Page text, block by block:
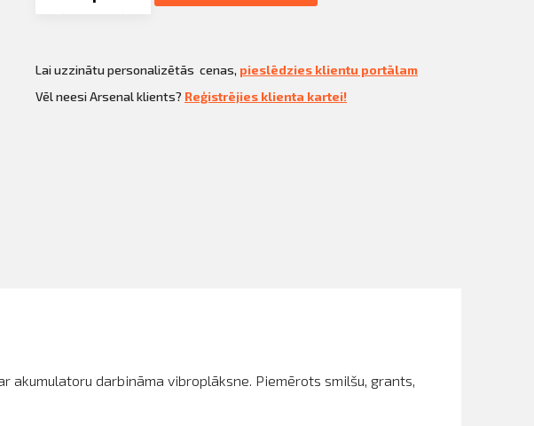
Lai uzzinātu personalizētās cenas, pieslēdzies klientu portālam
Vēl neesi Arsenal klients? Reģistrējies klienta kartei!
akumulatoru darbināma vibroplāksne. Piemērots smilšu, grants,